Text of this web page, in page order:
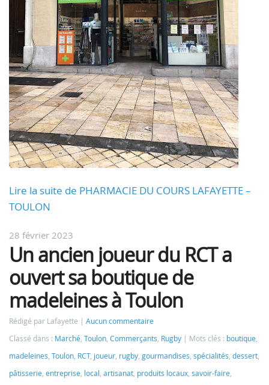
Lire la suite de PHARMACIE DU COURS LAFAYETTE –
TOULON
28 février 2023
Un ancien joueur du RCT a
ouvert sa boutique de
madeleines à Toulon
Rédigé par Lafayette
Aucun commentaire
Classé dans : Marché, Toulon, Commerçants, Rugby Mots clés : boutique,
madeleines, Toulon, RCT, joueur, rugby, gourmandises, spécialités, dessert,
pâtisserie, entreprise, local , artisanat, produits locaux, savoir-faire,